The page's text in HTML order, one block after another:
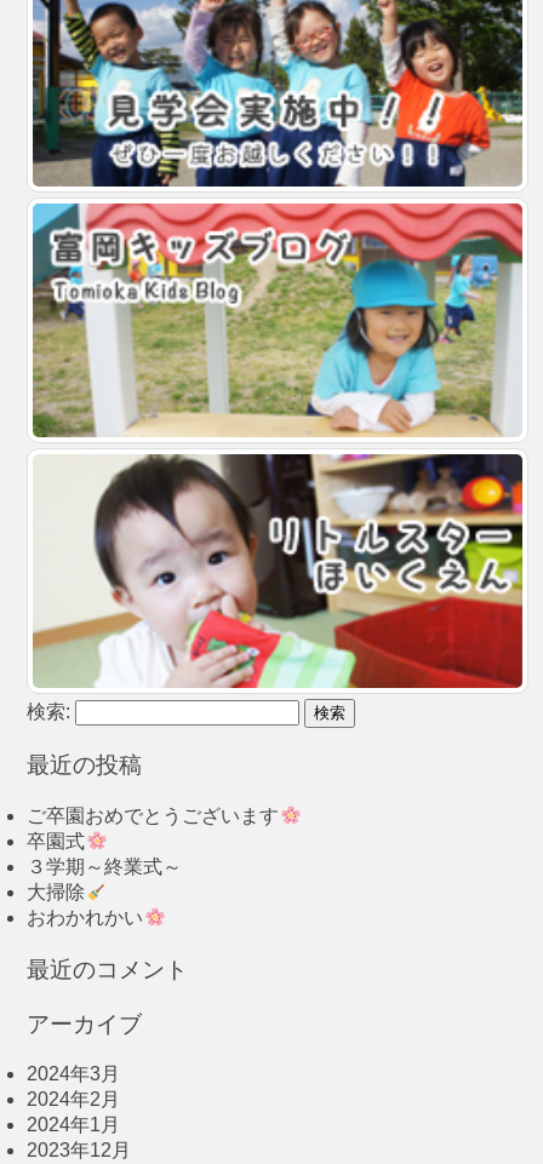
検索:
最近の投稿
ご卒園おめでとうございます
卒園式
３学期～終業式～
大掃除
おわかれかい
最近のコメント
アーカイブ
2024年3月
2024年2月
2024年1月
2023年12月